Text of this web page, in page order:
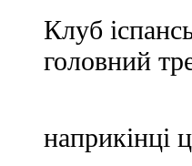
Клуб
головний
наприкінці